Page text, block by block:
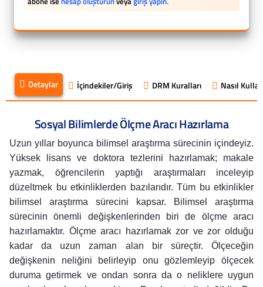
Detaylar İçindekiler/Giriş DRM Kuralları Nasıl
Sosyal Bilimlerde Ölçme Aracı Hazırlama
Uzun yıllar boyunca bilimsel araştırma sürecinin içindeyiz.
Yüksek lisans ve doktora tezlerini hazırlamak; makale
yazmak, öğrencilerin yaptığı araştırmaları inceleyip
düzeltmek bu etkinliklerden bazılarıdır. Tüm bu etkinlikler
bilimsel araştırma sürecini kapsar. Bilimsel araştırma
sürecinin önemli değişkenlerinden biri de ölçme aracı
hazırlamaktır. Ölçme aracı hazırlamak zor ve zor olduğu
kadar da uzun zaman alan bir süreçtir. Ölçeceğin
değişkenin neliğini belirleyip onu gözlemleyip ölçecek
duruma getirmek ve ondan sonra da o neliklere uygun